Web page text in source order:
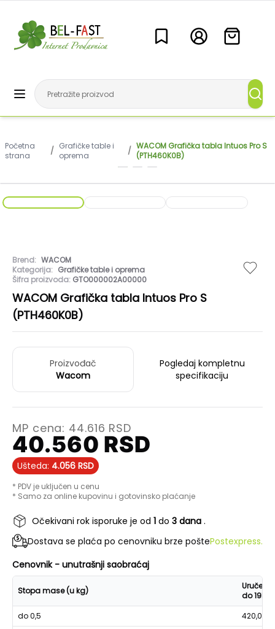
Početna
strana
/ Grafičke table i
oprema
/ WACOM Grafička tabla Intuos Pro S
(PTH460K0B)
Brend: WACOM
Kategorija: Grafičke table i oprema
Šifra proizvoda: GTO000002A00000
WACOM Grafička tabla Intuos Pro S
(PTH460K0B)
Proizvođač
Wacom
Pogledaj kompletnu
specifikaciju
MP cena: 44.616 RSD
40.560 RSD
Ušteda: 4.056 RSD
* PDV je uključen u cenu
* Samo za online kupovinu i gotovinsko plaćanje
Očekivani rok isporuke je od 1 do 3 dana .
Dostava se plaća po cenovniku brze poštePostexpress.
Cenovnik - unutrašnji saobraćaj
Stopa mase (u kg)
Uručenje
do 19h
do 0,5
420,00